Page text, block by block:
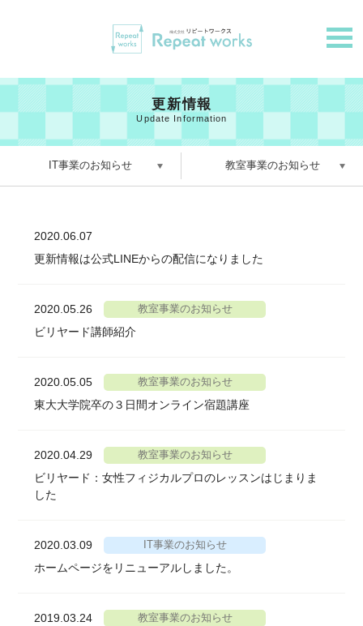
更新情報
Update Information
IT事業のお知らせ 教室事業のお知らせ
2020.06.07
更新情報は公式LINEからの配信になりました
2020.05.26 教室事業のお知らせ
ビリヤード講師紹介
2020.05.05 教室事業のお知らせ
東大大学院卒の３日間オンライン宿題講座
2020.04.29 教室事業のお知らせ
ビリヤード：女性フィジカルプロのレッスンはじまりま
した
2020.03.09 IT事業のお知らせ
ホームページをリニューアルしました。
2019.03.24 教室事業のお知らせ